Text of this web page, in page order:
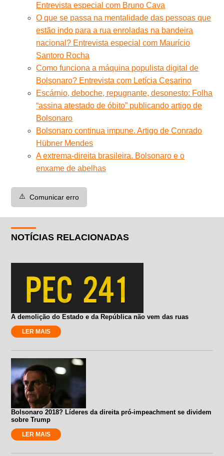
Entrevista especial com Bruno Cava
O que se passa na mentalidade das pessoas que
estão indo para a rua enroladas na bandeira
nacional? Entrevista especial com Maurício
Santoro Rocha
Como funciona a máquina populista digital de
Bolsonaro? Entrevista com Letícia Cesarino
Escárnio, deboche, repugnante, desonesto: Folha
“assina atestado de óbito” publicando artigo de
Bolsonaro
Bolsonaro continua impune. Artigo de Conrado
Hübner Mendes
A extrema-direita brasileira. Bolsonaro e o
enxame de abelhas
⚠️ Comunicar erro
NOTÍCIAS RELACIONADAS
A demolição do Estado e da República não vem das ruas
LER MAIS
Bolsonaro 2018? Líderes da direita pró-impeachment se dividem
sobre Trump
LER MAIS